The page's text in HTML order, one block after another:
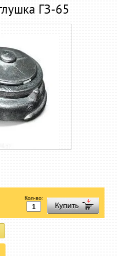
ГЗ-65
Кол-во: